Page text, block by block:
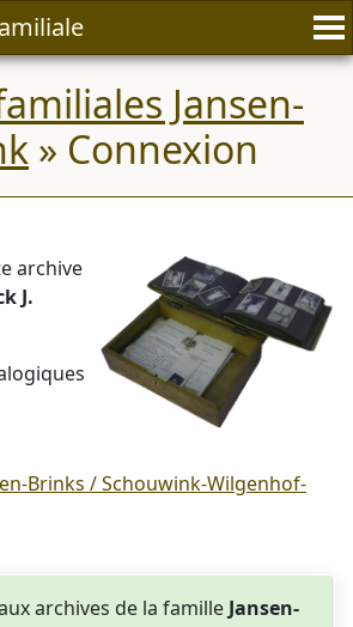
Jansen-
» Connexion
archive
J.
Brinks / Schouwink-Wilgenhof-
archives de la famille Jansen-